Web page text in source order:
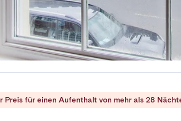
Preis für einen Aufenthalt von mehr als 28